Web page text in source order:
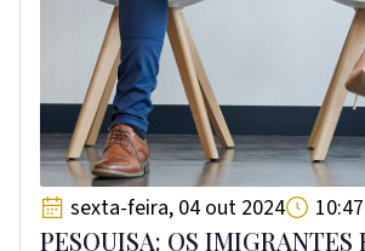
sexta-feira, 04 out 2024 10:47
PESQUISA: OS IMIGRANTES